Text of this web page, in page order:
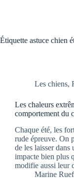
Étiquette astuce chien
Les chiens,
Les chaleurs
comportement du
Chaque été, les
rude épreuve. On
de les laisser
impacte bien plus
modifie aussi leur
Marine